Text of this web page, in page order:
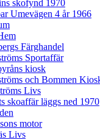
skofynd 1970
Umevägen 4 år 1966
Färghandel
Sportaffär
kiosk
och Bommen
Livs
skoaffär läggs ned 1970
motor
Livs